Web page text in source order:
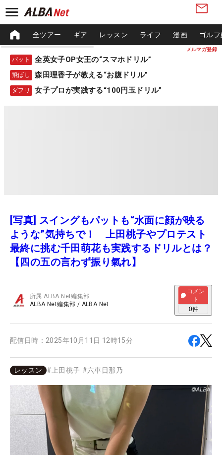
メルマガ登録
全ツアー ギア レッスン ライフ 漫画 ゴル
パット 全英女子OP女王の“スマホドリル”
飛ばし 森田理香子が教える“お腹ドリル”
ダフリ 女子プロが実践する“100円玉ドリル”
[写真] スイングもパットも“水面に顔が映る
ような”気持ちで！ 上田桃子やプロテスト
最終に挑む千田萌花も実践するドリルとは？
【四の五の言わず振り氣れ】
所属ALBA Net編集部
ALBA Net編集部 / ALBA Net
コメン
ト
0件
配信日時： 2025年10月11日 12時15分
レッスン # 上田桃子 #六車日那乃